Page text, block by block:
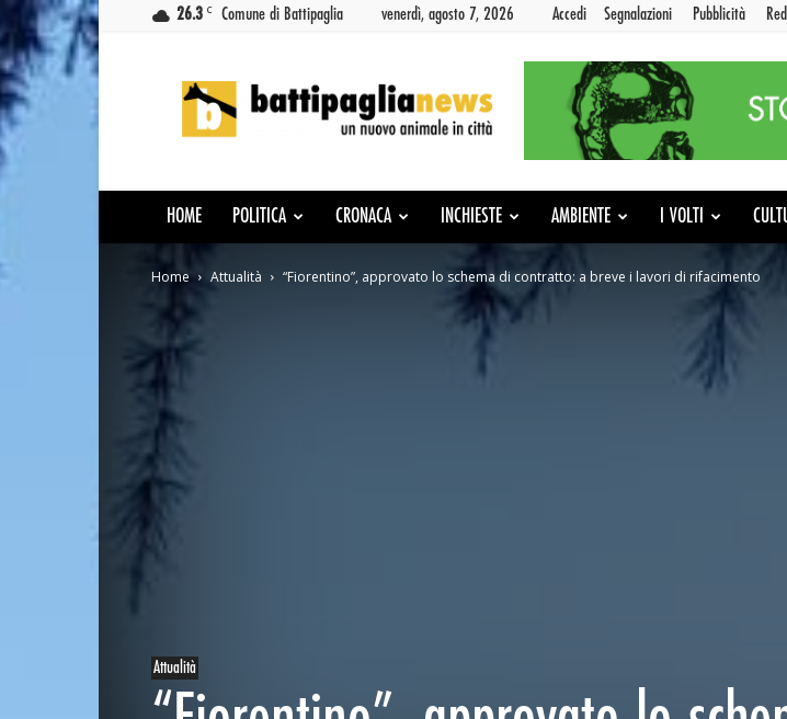
26.3 C Comune di Battipaglia venerdì, agosto 7, 2026 Accedi Segnalazioni Pubblicità
News
HOME POLITICA CRONACA INCHIESTE AMBIENTE I VOLTI
Home Attualità “Fiorentino”, approvato lo schema di contratto: a breve i lavori di rifacimento
Attualità